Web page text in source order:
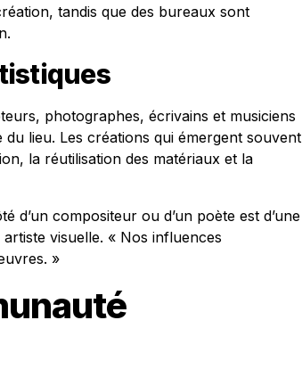
tandis que des bureaux sont
photographes, écrivains et musiciens
lieu. Les créations qui émergent souvent
la réutilisation des matériaux et la
d’un compositeur ou d’un poète est d’une
visuelle. « Nos influences
»